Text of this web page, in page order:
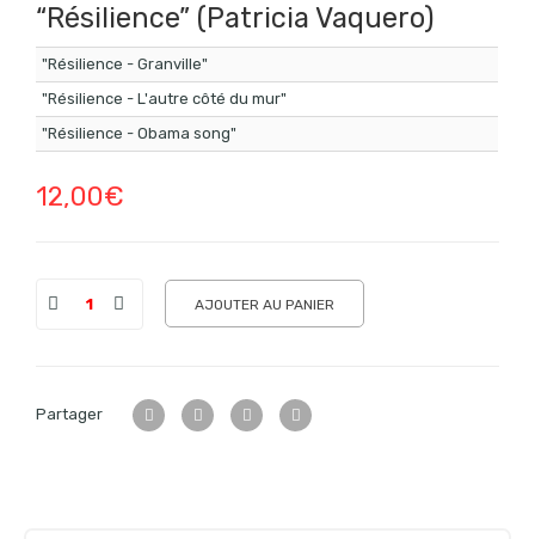
“Résilience” (Patricia Vaquero)
"Résilience - Granville"
"Résilience - L'autre côté du mur"
"Résilience - Obama song"
12,00€
AJOUTER AU PANIER
Partager